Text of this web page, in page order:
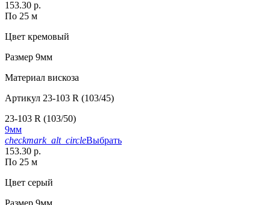
153.30 р.
По 25 м
Цвет кремовый
Размер 9мм
Материал вискоза
Артикул 23-103 R (103/45)
23-103 R (103/50)
9мм
checkmark_alt_circleВыбрать
153.30 р.
По 25 м
Цвет серый
Размер 9мм